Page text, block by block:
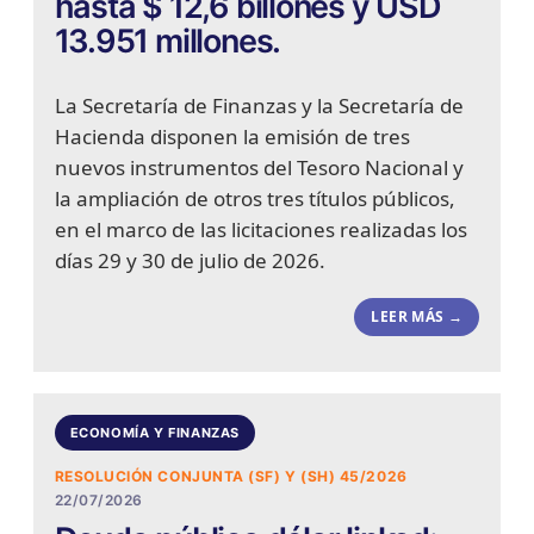
13.951 millones.
La Secretaría de Finanzas y la Secretaría de
Hacienda disponen la emisión de tres
nuevos instrumentos del Tesoro Nacional y
la ampliación de otros tres títulos públicos,
en el marco de las licitaciones realizadas los
días 29 y 30 de julio de 2026.
LEER MÁS →
ECONOMÍA Y FINANZAS
RESOLUCIÓN CONJUNTA (SF) Y (SH) 45/2026
22/07/2026